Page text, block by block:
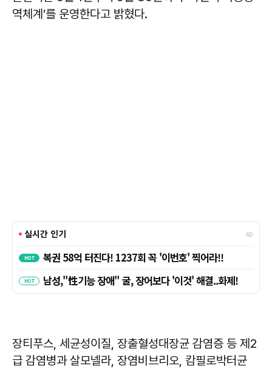
역체계’를 운영한다고 밝혔다.
장티푸스, 세균성이질, 장출혈성대장균 감염증 등 제2
급 감염병과 살모넬라, 장염비브리오, 캄필로박터균